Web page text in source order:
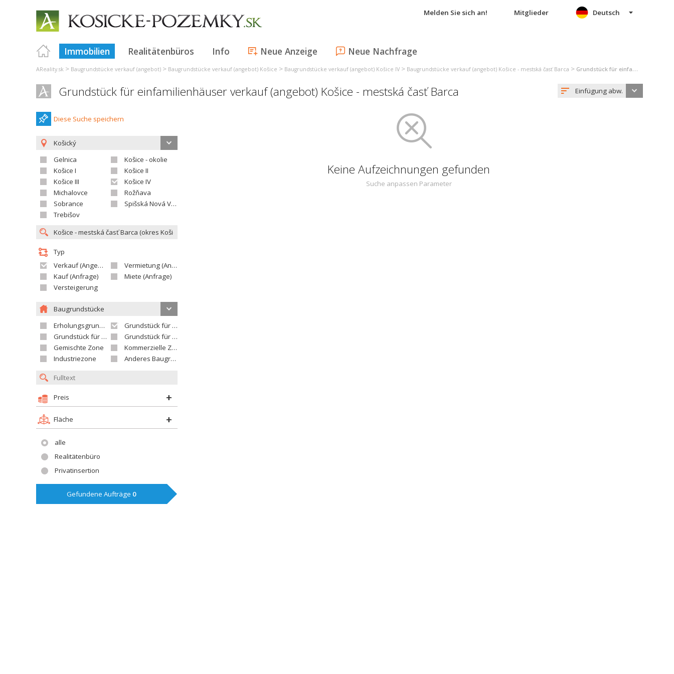
Melden Sie sich an! Mitglieder
Immobilien Realitätenbüros Info Neue Anzeige Neue Nachfrage
Deutsch
AReality.sk > Baugrundstücke verkauf (angebot) > Baugrundstücke verkauf (angebot) Košice > Baugrundstücke verkauf (angebot) Košice IV > Baugrundstücke verkauf (angebot) Košice - mestská časť Barca > Grundstück für einfamilienhäuser verkauf (angebot) Košice - mestská časť Barca
Grundstück für einfamilienhäuser verkauf (angebot) Košice - mestská časť Barca Einfügung abw.
Diese Suche speichern
Košický
Gelnica
Košice - okolie
Košice I
Košice II
Košice III
Košice IV
Michalovce
Rožňava
Sobrance
Spišská Nová Ves
Trebišov
Typ
Verkauf (Angebot)
Vermietung (Angebot)
Kauf (Anfrage)
Miete (Anfrage)
Versteigerung
Baugrundstücke
Erholungsgrundstück
Grundstück für Einfamilienhäuser
Grundstück für Wohnhäuser
Grundstück für Versorgungseinrichtungen
Gemischte Zone
Kommerzielle Zone
Industriezone
Anderes Baugrundstück
Preis
Fläche
alle
Realitätenbüro
Privatinsertion
Gefundene Aufträge 0
Keine Aufzeichnungen gefunden
Suche anpassen Parameter